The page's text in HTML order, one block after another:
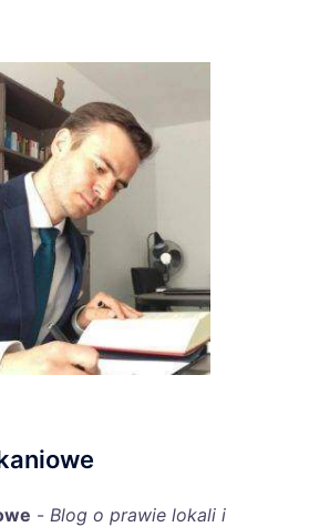
- Blog o prawie lokali i